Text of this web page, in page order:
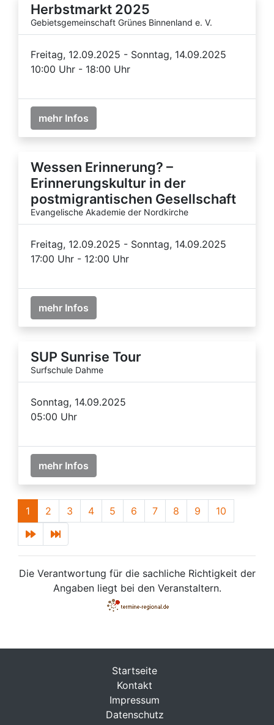
Herbstmarkt 2025
Gebietsgemeinschaft Grünes Binnenland e. V.
Freitag, 12.09.2025 - Sonntag, 14.09.2025
10:00 Uhr - 18:00 Uhr
mehr Infos
Wessen Erinnerung? –
Erinnerungskultur in der
postmigrantischen Gesellschaft
Evangelische Akademie der Nordkirche
Freitag, 12.09.2025 - Sonntag, 14.09.2025
17:00 Uhr - 12:00 Uhr
mehr Infos
SUP Sunrise Tour
Surfschule Dahme
Sonntag, 14.09.2025
05:00 Uhr
mehr Infos
1 2 3 4 5 6 7 8 9 10
Die Verantwortung für die sachliche Richtigkeit der
Angaben liegt bei den Veranstaltern.
Startseite
Kontakt
Impressum
Datenschutz